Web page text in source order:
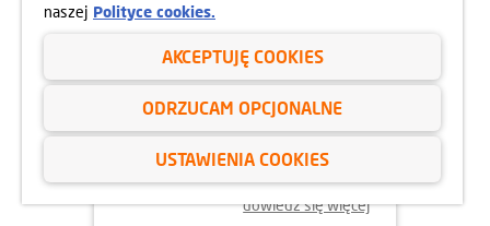
24.04.2025
800 MIESZKAŃ BEZ WKŁADU
WŁASNEGO
dowiedz się więcej
naszej Polityce cookies.
AKCEPTUJĘ COOKIES
ODRZUCAM OPCJONALNE
USTAWIENIA COOKIES